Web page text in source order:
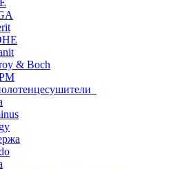
& Boch